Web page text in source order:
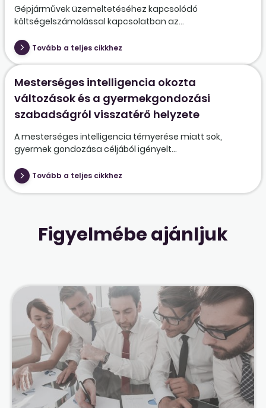
Gépjárművek üzemeltetéséhez kapcsolódó
költségelszámolással kapcsolatban az...
Tovább a teljes cikkhez
Mesterséges intelligencia okozta
változások és a gyermekgondozási
szabadságról visszatérő helyzete
A mesterséges intelligencia térnyerése miatt sok,
gyermek gondozása céljából igényelt...
Tovább a teljes cikkhez
Figyelmébe ajánljuk